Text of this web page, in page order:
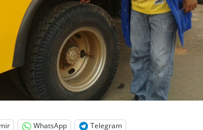
WhatsApp Telegram